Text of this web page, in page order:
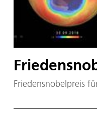
Friedensnobelpreis